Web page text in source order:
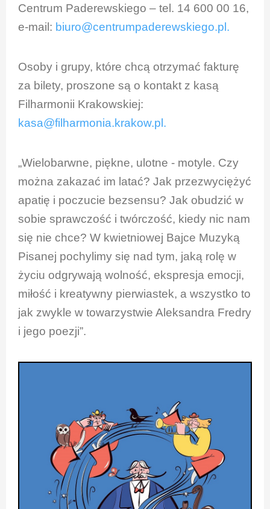
Centrum Paderewskiego – tel. 14 600 00 16,
e-mail: biuro@centrumpaderewskiego.pl.
Osoby i grupy, które chcą otrzymać fakturę
za bilety, proszone są o kontakt z kasą
Filharmonii Krakowskiej:
kasa@filharmonia.krakow.pl.
„Wielobarwne, piękne, ulotne - motyle. Czy
można zakazać im latać? Jak przezwyciężyć
apatię i poczucie bezsensu? Jak obudzić w
sobie sprawczość i twórczość, kiedy nic nam
się nie chce? W kwietniowej Bajce Muzyką
Pisanej pochylimy się nad tym, jaką rolę w
życiu odgrywają wolność, ekspresja emocji,
miłość i kreatywny pierwiastek, a wszystko to
jak zwykle w towarzystwie Aleksandra Fredry
i jego poezji”.